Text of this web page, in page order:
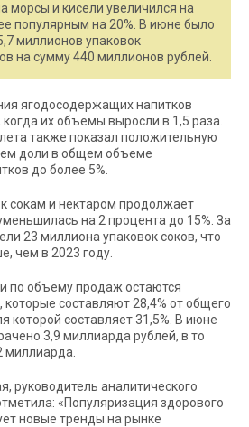
морсы и кисели увеличился на
популярным на 20%. В июне было
миллионов упаковок
на сумму 440 миллионов рублей.
ягодосодержащих напитков
их объемы выросли в 1,5 раза.
также показал положительную
доли в общем объеме
до более 5%.
сокам и нектаром продолжает
на 2 процента до 15%. За
23 миллиона упаковок соков, что
чем в 2023 году.
по объему продаж остаются
которые составляют 28,4% от общего
которой составляет 31,5%. В июне
3,9 миллиарда рублей, в то
миллиарда.
руководитель аналитического
«Популяризация здорового
новые тренды на рынке